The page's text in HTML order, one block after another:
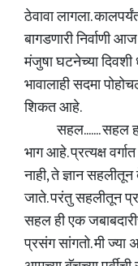
ठेवावा लागला.
बागडणारी निर्वाणी
मंजुषा घटनेच्या
भावालाही सदमा
शिकत आहे.
सहल....... सहल हा
भाग आहे. प्रत्यक्ष
नाही, ते ज्ञान
जाते. परंतु सहलीतून
सहल ही एक
प्रसंग सांगतो. मी ज्या